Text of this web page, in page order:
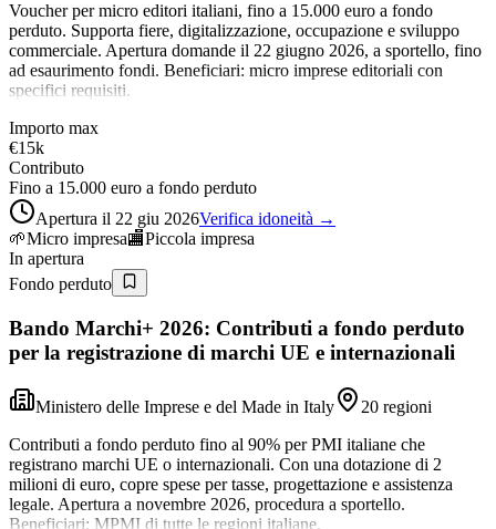
Voucher per micro editori italiani, fino a 15.000 euro a fondo
perduto. Supporta fiere, digitalizzazione, occupazione e sviluppo
commerciale. Apertura domande il 22 giugno 2026, a sportello, fino
ad esaurimento fondi. Beneficiari: micro imprese editoriali con
specifici requisiti.
Importo max
€15k
Contributo
Fino a 15.000 euro a fondo perduto
Apertura il 22 giu 2026Verifica idoneità →
🌱Micro impresa🏬Piccola impresa
In apertura
Fondo perduto
Bando Marchi+ 2026: Contributi a fondo perduto
per la registrazione di marchi UE e internazionali
Ministero delle Imprese e del Made in Italy
20 regioni
Contributi a fondo perduto fino al 90% per PMI italiane che
registrano marchi UE o internazionali. Con una dotazione di 2
milioni di euro, copre spese per tasse, progettazione e assistenza
legale. Apertura a novembre 2026, procedura a sportello.
Beneficiari: MPMI di tutte le regioni italiane.